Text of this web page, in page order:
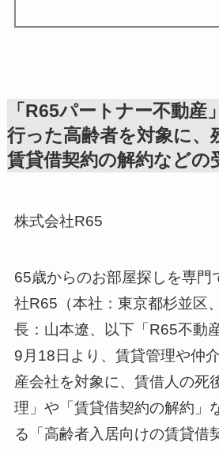
「R65パートナー不動産
行った高齢者を対象に、
賃貸借契約の解約などの
株式会社R65
65歳からのお部屋探しを専門
社R65（本社：東京都杉並区
長：山本遼、以下「R65不動
9月18日より、賃貸管理や仲
産会社を対象に、賃借人の死
理」や「賃貸借契約の解約」
る「高齢者入居向けの賃貸